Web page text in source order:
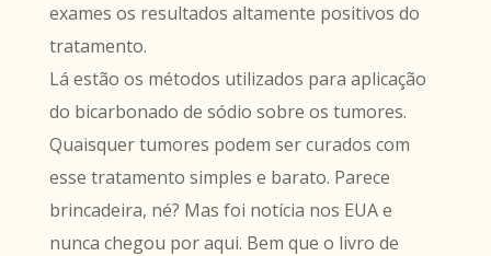
exames os resultados altamente positivos do
tratamento.
Lá estão os métodos utilizados para aplicação
do bicarbonado de sódio sobre os tumores.
Quaisquer tumores podem ser curados com
esse tratamento simples e barato. Parece
brincadeira, né? Mas foi notícia nos EUA e
nunca chegou por aqui. Bem que o livro de